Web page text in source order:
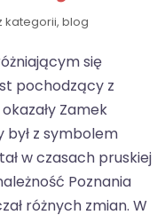
kategorii, blog
się
pochodzący z
Zamek
był z symbolem
w czasach pruskiej
Poznania
różnych zmian. W